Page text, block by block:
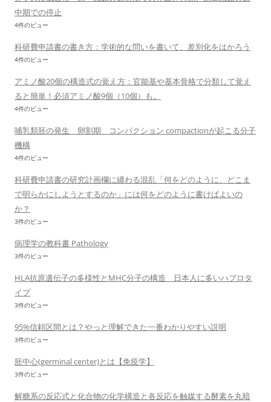
中期での停止
4件のビュー
科研費申請書の書き方：学術的な問いを書いて、差別化をはかろう
4件のビュー
アミノ酸20個の構造式の覚え方：官能基や基本骨格で分類して覚え
ると簡単！必須アミノ酸9個（10個）も。
4件のビュー
哺乳類胚の発生 卵割期 コンパクション compactionが起こる分子
機構
4件のビュー
科研費申請書の研究計画欄に纏わる混乱「何をどのように、どこま
で明らかにしようとするのか」には何をどのように書けばよいの
か？
3件のビュー
病理学の教科書 Pathology
3件のビュー
HLA抗原遺伝子の多様性とMHC分子の構造 日本人に多いハプロタ
イプ
3件のビュー
95%信頼区間とは？やっと理解できた一番わかりやすい説明
3件のビュー
胚中心(germinal center)とは【免疫学】
3件のビュー
解糖系の反応式と化合物の化学構造と各反応を触媒する酵素を丸暗